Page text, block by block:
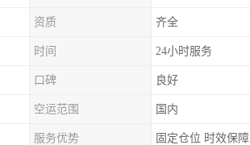
资质 齐全
时间 24小时服务
口碑 良好
空运范围 国内
服务优势 固定仓位 时效保障